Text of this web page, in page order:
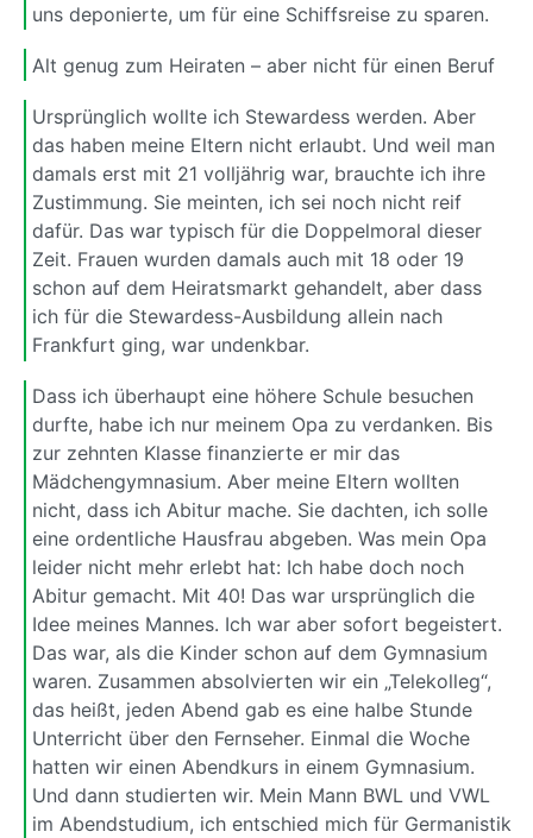
uns deponierte, um für eine Schiffsreise zu sparen.
Alt genug zum Heiraten – aber nicht für einen Beruf
Ursprünglich wollte ich Stewardess werden. Aber
das haben meine Eltern nicht erlaubt. Und weil man
damals erst mit 21 volljährig war, brauchte ich ihre
Zustimmung. Sie meinten, ich sei noch nicht reif
dafür. Das war typisch für die Doppelmoral dieser
Zeit. Frauen wurden damals auch mit 18 oder 19
schon auf dem Heiratsmarkt gehandelt, aber dass
ich für die Stewardess-Ausbildung allein nach
Frankfurt ging, war undenkbar.
Dass ich überhaupt eine höhere Schule besuchen
durfte, habe ich nur meinem Opa zu verdanken. Bis
zur zehnten Klasse finanzierte er mir das
Mädchengymnasium. Aber meine Eltern wollten
nicht, dass ich Abitur mache. Sie dachten, ich solle
eine ordentliche Hausfrau abgeben. Was mein Opa
leider nicht mehr erlebt hat: Ich habe doch noch
Abitur gemacht. Mit 40! Das war ursprünglich die
Idee meines Mannes. Ich war aber sofort begeistert.
Das war, als die Kinder schon auf dem Gymnasium
waren. Zusammen absolvierten wir ein „Telekolleg“,
das heißt, jeden Abend gab es eine halbe Stunde
Unterricht über den Fernseher. Einmal die Woche
hatten wir einen Abendkurs in einem Gymnasium.
Und dann studierten wir. Mein Mann BWL und VWL
im Abendstudium, ich entschied mich für Germanistik